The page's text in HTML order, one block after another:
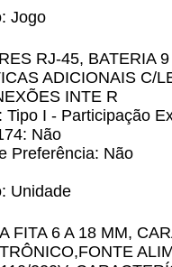
Jogo
RJ-45, BATERIA
ADICIONAIS C/
INTE R
Tipo I - Participação
Não
Preferência: Não
Unidade
FITA 6 A 18 MM,